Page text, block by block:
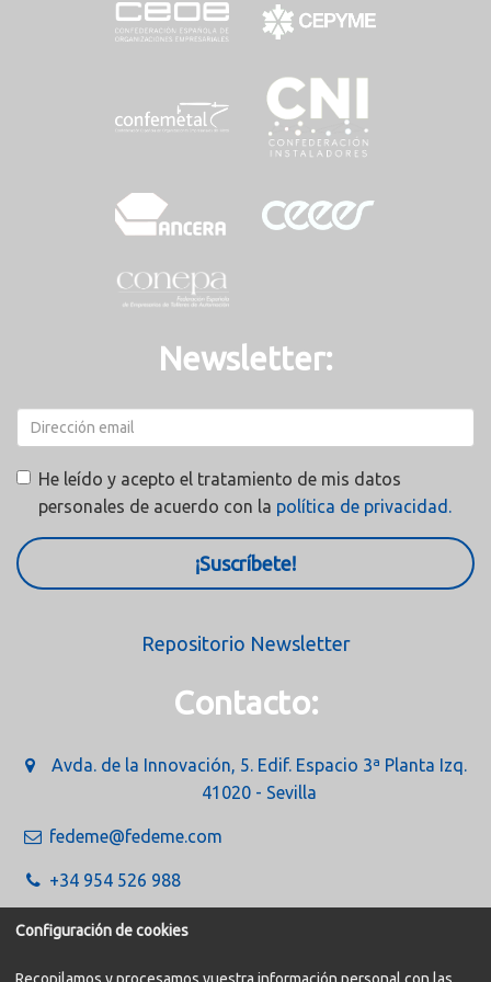
Newsletter:
He leído y acepto el tratamiento de mis datos
personales de acuerdo con la política de privacidad.
¡Suscríbete!
Repositorio Newsletter
Contacto:
Avda. de la Innovación, 5. Edif. Espacio 3ª Planta Izq.
41020 - Sevilla
fedeme@fedeme.com
+34 954 526 988
Configuración de cookies